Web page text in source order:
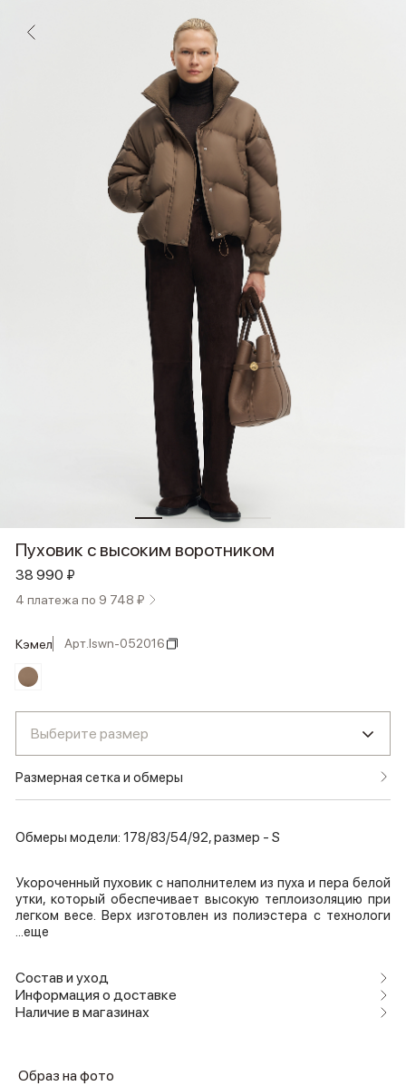
Пуховик с высоким воротником
38 990 ₽
4 платежа по 9 748 ₽
кэмел Арт.lswn-052016
Выберите размер
Размерная сетка и обмеры
Обмеры модели: 178/83/54/92, размер - S
Укороченный пуховик с наполнителем из пуха и пера белой
утки, который обеспечивает высокую теплоизоляцию при
легком весе. Верх изготовлен из полиэстера с технологи
...еще
Состав и уход
Информация о доставке
Наличие в магазинах
Образ на фото